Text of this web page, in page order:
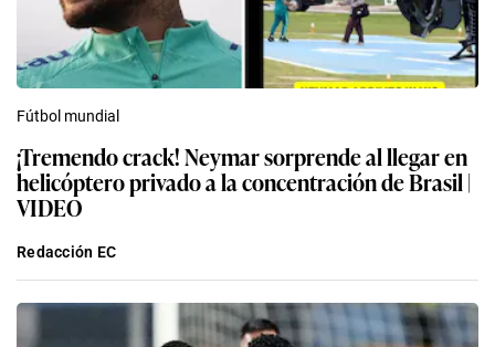
Fútbol mundial
¡Tremendo crack! Neymar sorprende al llegar en
helicóptero privado a la concentración de Brasil |
VIDEO
Redacción EC